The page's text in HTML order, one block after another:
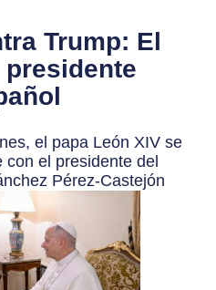
Trump: El
presidente
el papa León XIV se
el presidente del
Pérez-Castejón